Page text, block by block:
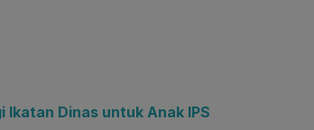
Ikatan Dinas untuk Anak IPS